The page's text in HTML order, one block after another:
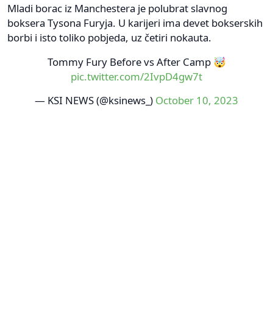
Mladi borac iz Manchestera je polubrat slavnog
boksera Tysona Furyja. U karijeri ima devet bokserskih
borbi i isto toliko pobjeda, uz četiri nokauta.
Tommy Fury Before vs After Camp 🤯
pic.twitter.com/2IvpD4gw7t
— KSI NEWS (@ksinews_) October 10, 2023